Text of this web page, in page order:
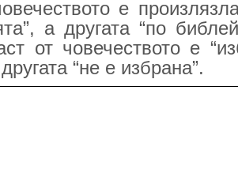
е
а другата “по
от човечеството е
“не е избрана”.